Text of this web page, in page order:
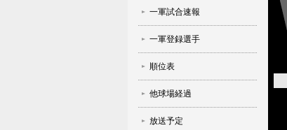
一軍試合速報
一軍登録選手
順位表
他球場経過
放送予定